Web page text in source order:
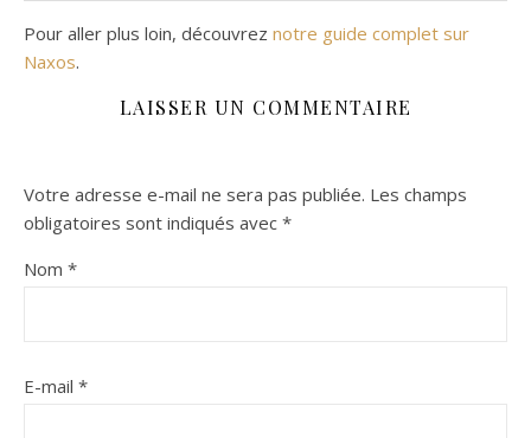
Pour aller plus loin, découvrez notre guide complet sur
Naxos.
LAISSER UN COMMENTAIRE
Votre adresse e-mail ne sera pas publiée. Les champs
obligatoires sont indiqués avec *
Nom *
E-mail *